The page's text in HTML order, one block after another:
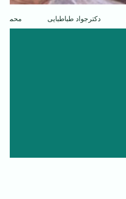
دکترجواد طباطبایی